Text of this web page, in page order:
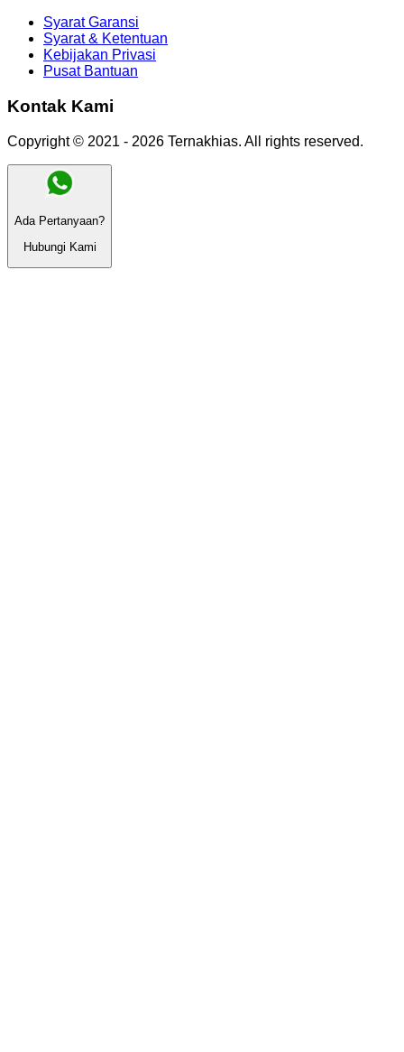
Syarat Garansi
Syarat & Ketentuan
Kebijakan Privasi
Pusat Bantuan
Kontak Kami
Copyright © 2021 - 2026 Ternakhias. All rights reserved.
Ada Pertanyaan?
Hubungi Kami